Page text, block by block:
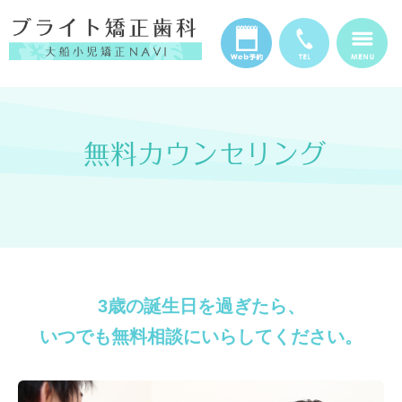
無料カウンセリング
3歳の誕生日を過ぎたら、
いつでも無料相談にいらしてください。